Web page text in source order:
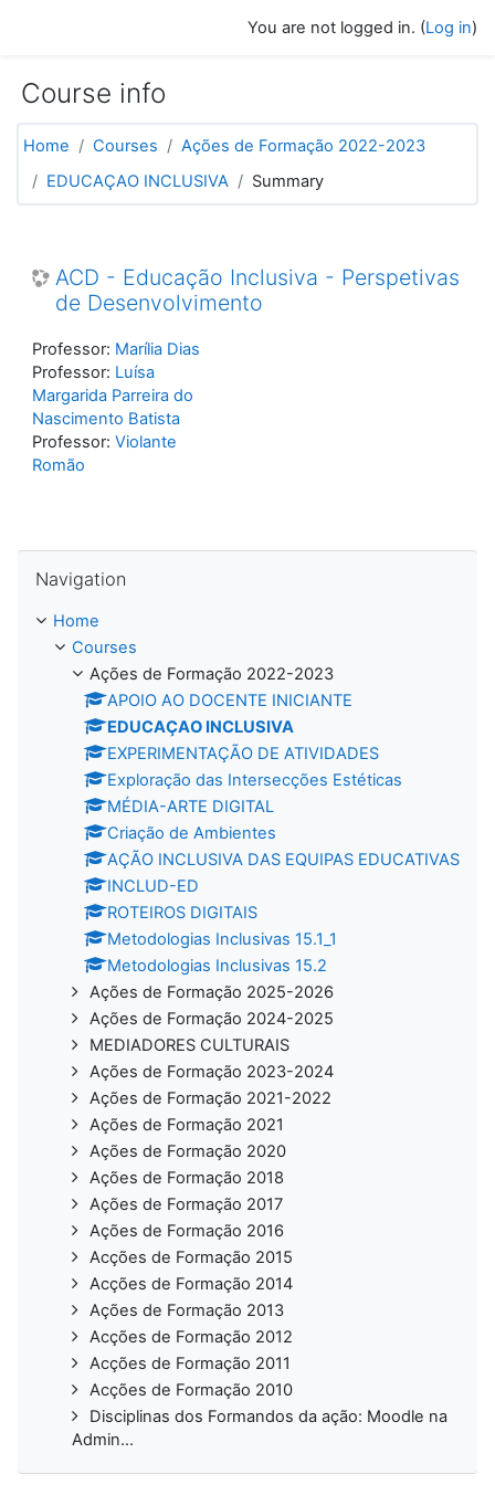
You are not logged in. (Log in)
Course info
Home Courses
Ações de Formação 2022-2023
EDUCAÇAO INCLUSIVA
Summary
ACD - Educação Inclusiva - Perspetivas
de Desenvolvimento
Professor: Marília Dias
Professor: Luísa
Margarida Parreira do
Nascimento Batista
Professor: Violante
Romão
Navigation
Home
Courses
Ações de Formação 2022-2023
APOIO AO DOCENTE INICIANTE
EDUCAÇAO INCLUSIVA
EXPERIMENTAÇÃO DE ATIVIDADES
Exploração das Intersecções Estéticas
MÉDIA-ARTE DIGITAL
Criação de Ambientes
AÇÃO INCLUSIVA DAS EQUIPAS EDUCATIVAS
INCLUD-ED
ROTEIROS DIGITAIS
Metodologias Inclusivas 15.1_1
Metodologias Inclusivas 15.2
Ações de Formação 2025-2026
Ações de Formação 2024-2025
MEDIADORES CULTURAIS
Ações de Formação 2023-2024
Ações de Formação 2021-2022
Ações de Formação 2021
Ações de Formação 2020
Ações de Formação 2018
Ações de Formação 2017
Ações de Formação 2016
Acções de Formação 2015
Acções de Formação 2014
Ações de Formação 2013
Acções de Formação 2012
Acções de Formação 2011
Acções de Formação 2010
Disciplinas dos Formandos da ação: Moodle na
Admin...